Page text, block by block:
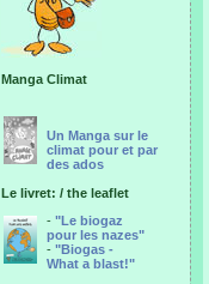
Manga Climat
Un Manga sur le
climat pour et par
des ados
Le livret: / the leaflet
- "Le biogaz
pour les nazes"
- "Biogas -
What a blast!"